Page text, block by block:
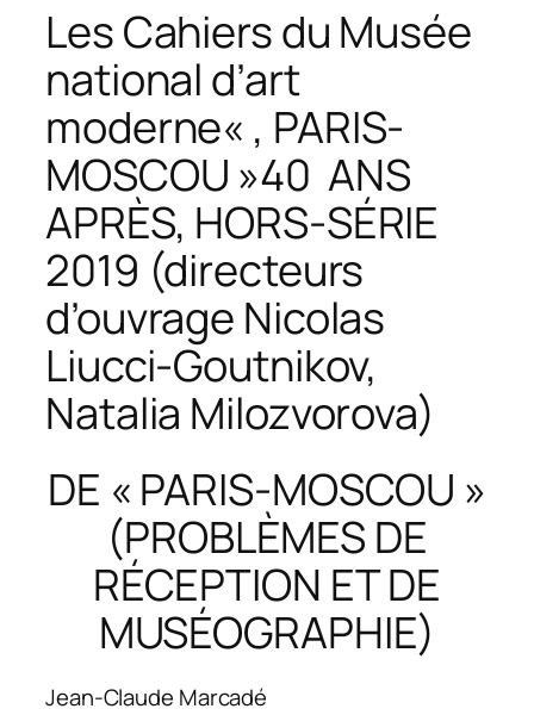
Les Cahiers du Musée
national d’art
moderne« , PARIS-
MOSCOU »40 ANS
APRÈS, HORS-SÉRIE
2019 (directeurs
d’ouvrage Nicolas
Liucci-Goutnikov,
Natalia Milozvorova)
DE « PARIS-MOSCOU »
(PROBLÈMES DE
RÉCEPTION ET DE
MUSÉOGRAPHIE)
Jean-Claude Marcadé